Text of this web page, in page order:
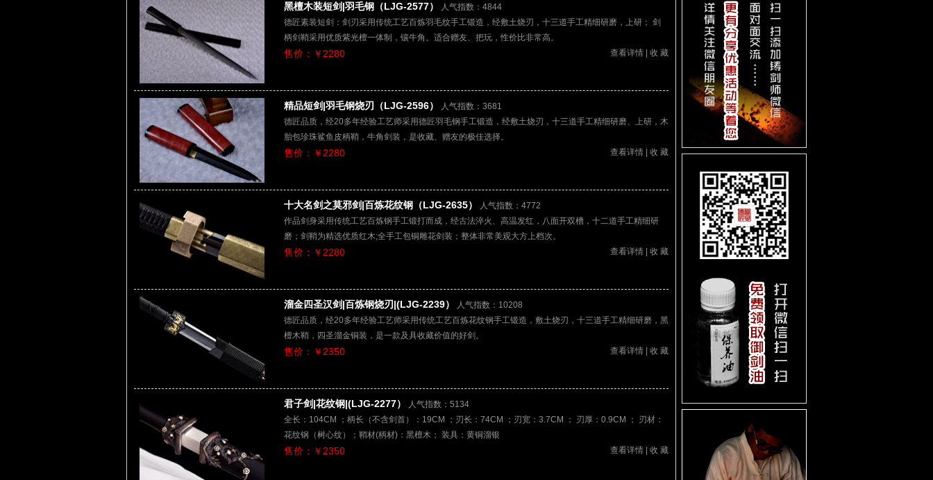
黑檀木装短剑|羽毛钢（LJG-2577）
人气指数：4844
德匠素装短剑：剑刃采用传统工艺百炼羽毛纹手工锻造，经敷土烧刃，十三道手工精细研磨，上研； 剑
柄剑鞘采用优质紫光檀一体制，镶牛角。适合赠友、把玩，性价比非常高。
查看详情
收 藏
售价：￥2280
精品短剑|羽毛钢烧刃（LJG-2596）
人气指数：3681
德匠品质，经20多年经验工艺师采用德匠羽毛钢手工锻造，经敷土烧刃，十三道手工精细研磨、上研，木
胎包珍珠鲨鱼皮柄鞘，牛角剑装，是收藏、赠友的极佳选择。
查看详情
收 藏
售价：￥2280
十大名剑之莫邪剑|百炼花纹钢（LJG-2635）
人气指数：4772
作品剑身采用传统工艺百炼钢手工锻打而成，经古法淬火、高温发红，八面开双槽，十二道手工精细研
磨；剑鞘为精选优质红木;全手工包铜雕花剑装；整体非常美观大方上档次。
查看详情
收 藏
售价：￥2280
溜金四圣汉剑|百炼钢烧刃|(LJG-2239）
人气指数：10208
德匠品质，经20多年经验工艺师采用传统工艺百炼花纹钢手工锻造，敷土烧刃，十三道手工精细研磨，黑
檀木鞘，四圣溜金铜装，是一款及具收藏价值的好剑。
查看详情
收 藏
售价：￥2350
君子剑|花纹钢|(LJG-2277）
人气指数：5134
全长：104CM ；柄长（不含剑首）：19CM ；刃长：74CM ；刃宽：3.7CM ； 刃厚：0.9CM ； 刃材：
花纹钢（树心纹）；鞘材(柄材)：黑檀木； 装具：黄铜溜银
查看详情
收 藏
售价：￥2350